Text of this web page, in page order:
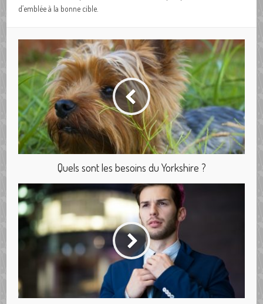
d’emblée à la bonne cible.
Quels sont les besoins du Yorkshire ?